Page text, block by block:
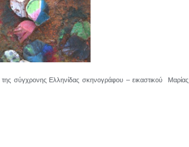
της σύγχρονης Ελληνίδας σκηνογράφου – εικαστικού Μαρίας